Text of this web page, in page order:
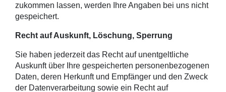
zukommen lassen, werden Ihre Angaben bei uns nicht
gespeichert.
Recht auf Auskunft, Löschung, Sperrung
Sie haben jederzeit das Recht auf unentgeltliche
Auskunft über Ihre gespeicherten personenbezogenen
Daten, deren Herkunft und Empfänger und den Zweck
der Datenverarbeitung sowie ein Recht auf